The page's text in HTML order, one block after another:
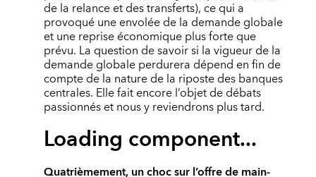
de la relance et des transferts), ce qui a
provoqué une envolée de la demande globale
et une reprise économique plus forte que
prévu. La question de savoir si la vigueur de la
demande globale perdurera dépend en fin de
compte de la nature de la riposte des banques
centrales. Elle fait encore l’objet de débats
passionnés et nous y reviendrons plus tard.
Loading component...
Quatrièmement, un choc sur l’offre de main-